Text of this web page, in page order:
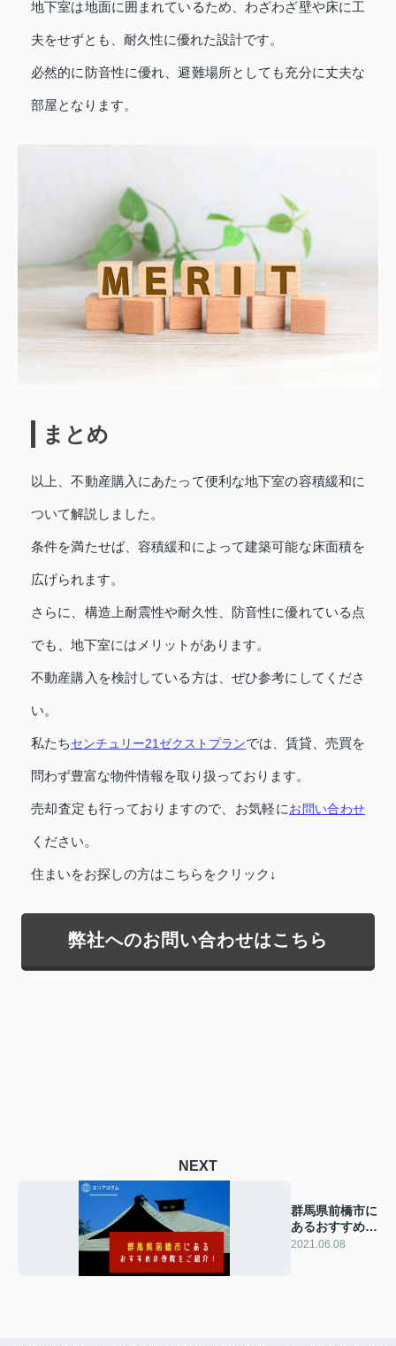
地下室は地面に囲まれているため、わざわざ壁や床に工
夫をせずとも、耐久性に優れた設計です。
必然的に防音性に優れ、避難場所としても充分に丈夫な
部屋となります。
まとめ
以上、不動産購入にあたって便利な地下室の容積緩和に
ついて解説しました。
条件を満たせば、容積緩和によって建築可能な床面積を
広げられます。
さらに、構造上耐震性や耐久性、防音性に優れている点
でも、地下室にはメリットがあります。
不動産購入を検討している方は、ぜひ参考にしてくださ
い。
私たちセンチュリー21ゼクストプランでは、賃貸、売買を
問わず豊富な物件情報を取り扱っております。
売却査定も行っておりますので、お気軽にお問い合わせ
ください。
住まいをお探しの方はこちらをクリック↓
弊社へのお問い合わせはこちら
NEXT
群馬県前橋市に
あるおすすめの
寺院をご紹介！
2021.06.08